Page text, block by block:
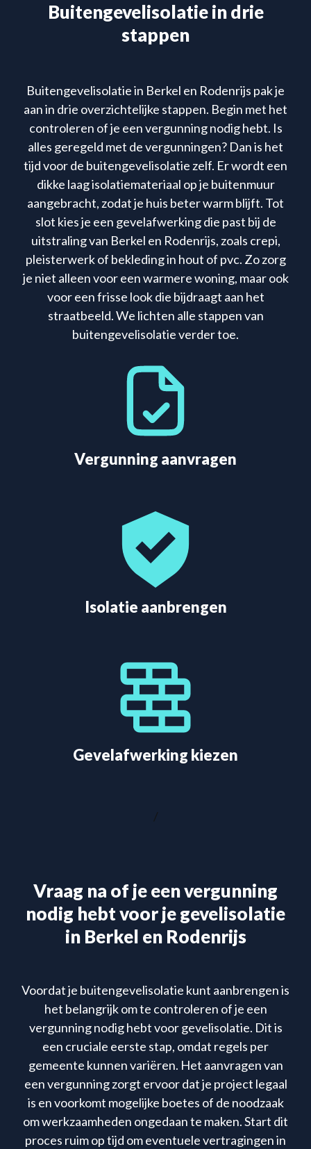
Buitengevelisolatie in drie
stappen
Buitengevelisolatie in Berkel en Rodenrijs pak je
aan in drie overzichtelijke stappen. Begin met het
controleren of je een vergunning nodig hebt. Is
alles geregeld met de vergunningen? Dan is het
tijd voor de buitengevelisolatie zelf. Er wordt een
dikke laag isolatiemateriaal op je buitenmuur
aangebracht, zodat je huis beter warm blijft. Tot
slot kies je een gevelafwerking die past bij de
uitstraling van Berkel en Rodenrijs, zoals crepi,
pleisterwerk of bekleding in hout of pvc. Zo zorg
je niet alleen voor een warmere woning, maar ook
voor een frisse look die bijdraagt aan het
straatbeeld. We lichten alle stappen van
buitengevelisolatie verder toe.
Vergunning aanvragen
Isolatie aanbrengen
Gevelafwerking kiezen
/
Vraag na of je een vergunning
nodig hebt voor je gevelisolatie
in Berkel en Rodenrijs
Voordat je buitengevelisolatie kunt aanbrengen is
het belangrijk om te controleren of je een
vergunning nodig hebt voor gevelisolatie. Dit is
een cruciale eerste stap, omdat regels per
gemeente kunnen variëren. Het aanvragen van
een vergunning zorgt ervoor dat je project legaal
is en voorkomt mogelijke boetes of de noodzaak
om werkzaamheden ongedaan te maken. Start dit
proces ruim op tijd om eventuele vertragingen in